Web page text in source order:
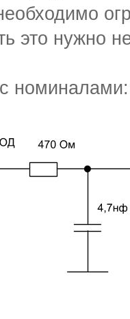
это нужно
номиналами: